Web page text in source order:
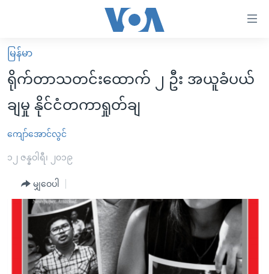
လွယ်ကူ
စေ
Link
များ
ပင်မ
မူလစာမျက်နှာ
မြန်မာ
ကမ္ဘာ့သတင်းများ
နိုင်ငံတကာ
အမေရိကန်
အစ္စရေး-ပါလက်စတိုင်း
ဗွီဒီယို
သတင်းလွတ်လပ်ခွင့်
အင်္ဂလိပ်စာလေ့လာမယ်
အမေရိကန်သုံးအီဒီယံ
မကြေးမုံရဲ့ အင်္ဂလိပ်စာ
ရုပ်ရှင်ထဲက အင်္ဂလိပ်စာ
အပတ်စဉ်ကဏ္ဍများ
ရေဒီယို
တီဗွီ
ရေဒီယိုနှင့်ရုပ်သံ အချက်အလက်များ
ရေဒီယို/တီဗွီအစီအစဉ်
မြန်မာ
ရိုက်တာသတင်းထောက် ၂ ဦး အယူခံပယ်
ချမှု နိုင်ငံတကာရှုတ်ချ
ကျော်အောင်လွင်
၁၂ ဇန္နဝါရီ၊ ၂၀၁၉
မျှဝေပါ